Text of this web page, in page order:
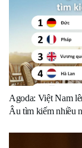
Agoda: Việt Nam
Âu tìm kiếm nhiều